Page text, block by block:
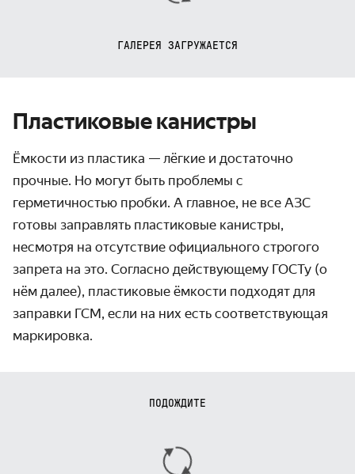
ГАЛЕРЕЯ ЗАГРУЖАЕТСЯ
Пластиковые канистры
Ёмкости из пластика — лёгкие и достаточно
прочные. Но могут быть проблемы с
герметичностью пробки. А главное, не все АЗС
готовы заправлять пластиковые канистры,
несмотря на отсутствие официального строгого
запрета на это. Согласно действующему ГОСТу (о
нём далее), пластиковые ёмкости подходят для
заправки ГСМ, если на них есть соответствующая
маркировка.
ПОДОЖДИТЕ